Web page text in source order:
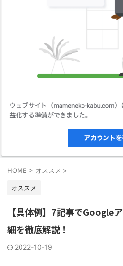
HOME > オススメ >
オススメ
【具体例】7記事でGoogle
細を徹底解説！
2022-10-19